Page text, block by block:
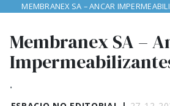
Membranex SA –
.
MEMBRANEX SA – ANCAR